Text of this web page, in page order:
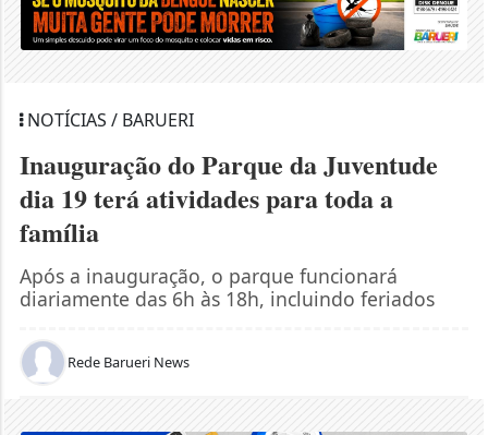
NOTÍCIAS / BARUERI
Inauguração do Parque da Juventude
dia 19 terá atividades para toda a
família
Após a inauguração, o parque funcionará
diariamente das 6h às 18h, incluindo feriados
Rede Barueri News